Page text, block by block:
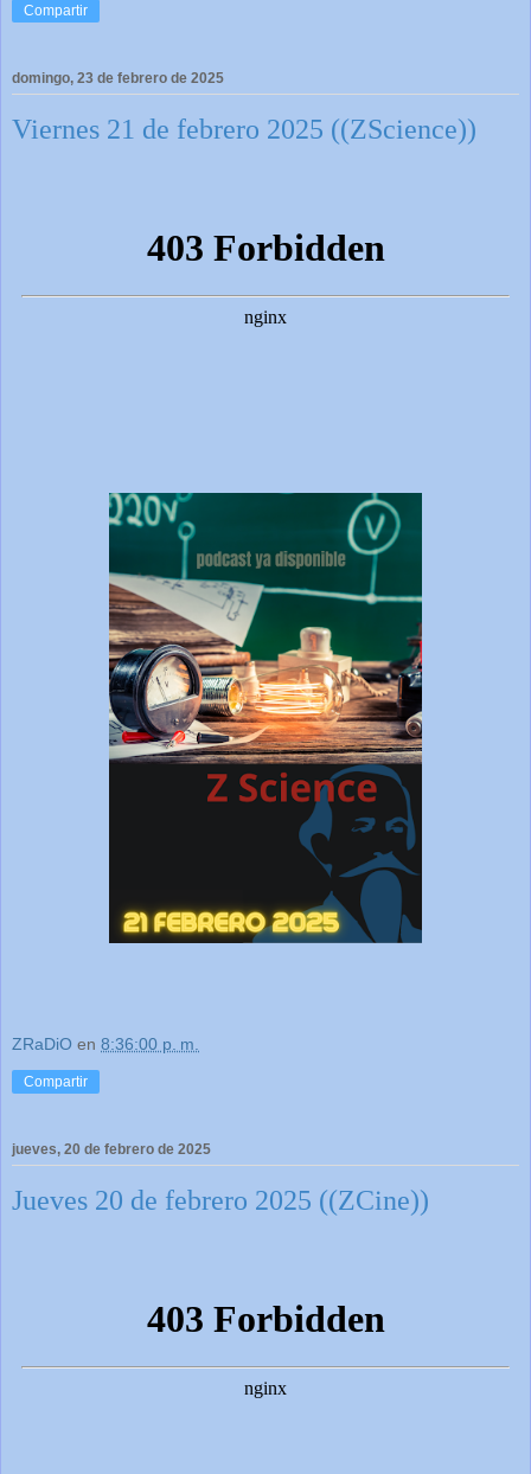
Compartir
domingo, 23 de febrero de 2025
Viernes 21 de febrero 2025 ((ZScience))
ZRaDiO en 8:36:00 p. m.
Compartir
jueves, 20 de febrero de 2025
Jueves 20 de febrero 2025 ((ZCine))